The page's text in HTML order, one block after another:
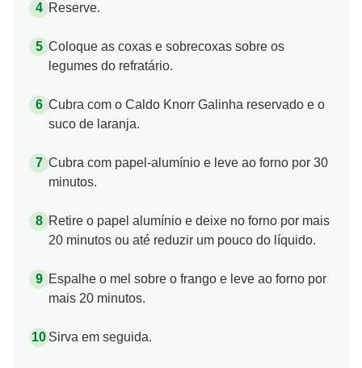
Reserve.
Coloque as coxas e sobrecoxas sobre os
legumes do refratário.
Cubra com o Caldo Knorr Galinha reservado e o
suco de laranja.
Cubra com papel-alumínio e leve ao forno por 30
minutos.
Retire o papel alumínio e deixe no forno por mais
20 minutos ou até reduzir um pouco do líquido.
Espalhe o mel sobre o frango e leve ao forno por
mais 20 minutos.
Sirva em seguida.